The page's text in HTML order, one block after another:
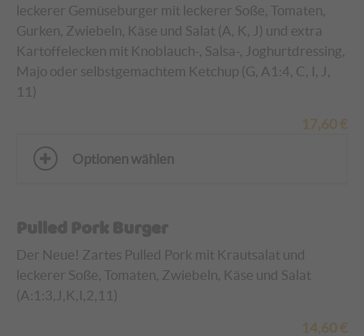
leckerer Gemüseburger mit leckerer Soße, Tomaten,
Gurken, Zwiebeln, Käse und Salat (A, K, J) und extra
Kartoffelecken mit Knoblauch-, Salsa-, Joghurtdressing,
Majo oder selbstgemachtem Ketchup (G, A1:4, C, I, J,
11)
17,60 €
Optionen wählen
Pulled Pork Burger
Der Neue! Zartes Pulled Pork mit Krautsalat und
leckerer Soße, Tomaten, Zwiebeln, Käse und Salat
(A:1:3, J,K,I,2,11 )
14,60 €